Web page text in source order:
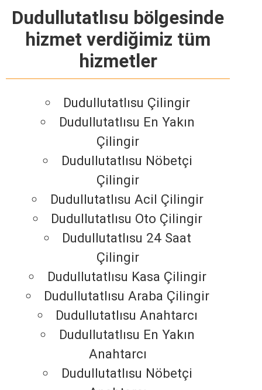
Dudullutatlısu bölgesinde
hizmet verdiğimiz tüm
hizmetler
Dudullutatlısu Çilingir
Dudullutatlısu En Yakın
Çilingir
Dudullutatlısu Nöbetçi
Çilingir
Dudullutatlısu Acil Çilingir
Dudullutatlısu Oto Çilingir
Dudullutatlısu 24 Saat
Çilingir
Dudullutatlısu Kasa Çilingir
Dudullutatlısu Araba Çilingir
Dudullutatlısu Anahtarcı
Dudullutatlısu En Yakın
Anahtarcı
Dudullutatlısu Nöbetçi